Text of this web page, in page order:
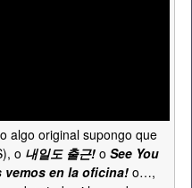
algo original supongo que
o 내일도 출근! o See You
vemos en la oficina! o…,